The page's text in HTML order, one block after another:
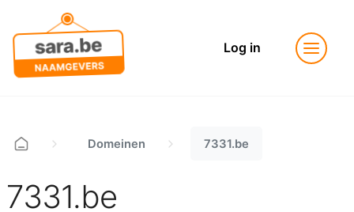
Log in
Domeinen 7331.be
7331.be